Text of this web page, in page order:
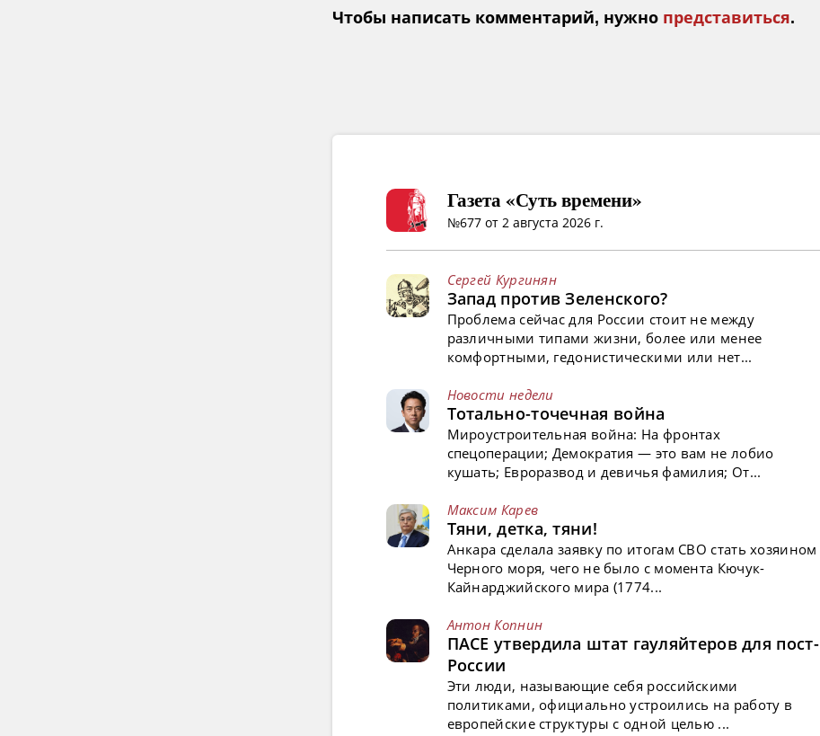
Чтобы написать комментарий, нужно представиться.
Газета «Суть времени»
№677 от 2 августа 2026 г.
Сергей Кургинян
Запад против Зеленского?
Проблема сейчас для России стоит не между
различными типами жизни, более или менее
комфортными, гедонистическими или нет...
Новости недели
Тотально-точечная война
Мироустроительная война: На фронтах
спецоперации; Демократия — это вам не лобио
кушать; Евроразвод и девичья фамилия; От...
Максим Карев
Тяни, детка, тяни!
Анкара сделала заявку по итогам СВО стать хозяином
Черного моря, чего не было с момента Кючук-
Кайнарджийского мира (1774...
Антон Копнин
ПАСЕ утвердила штат гауляйтеров для пост-
России
Эти люди, называющие себя российскими
политиками, официально устроились на работу в
европейские структуры с одной целью ...